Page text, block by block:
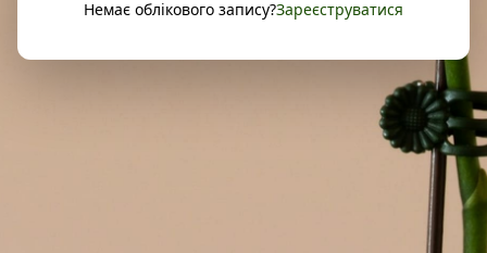
Немає облікового запису?Зареєструватися